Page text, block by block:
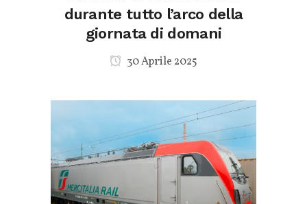
durante tutto l’arco della
giornata di domani
30 Aprile 2025